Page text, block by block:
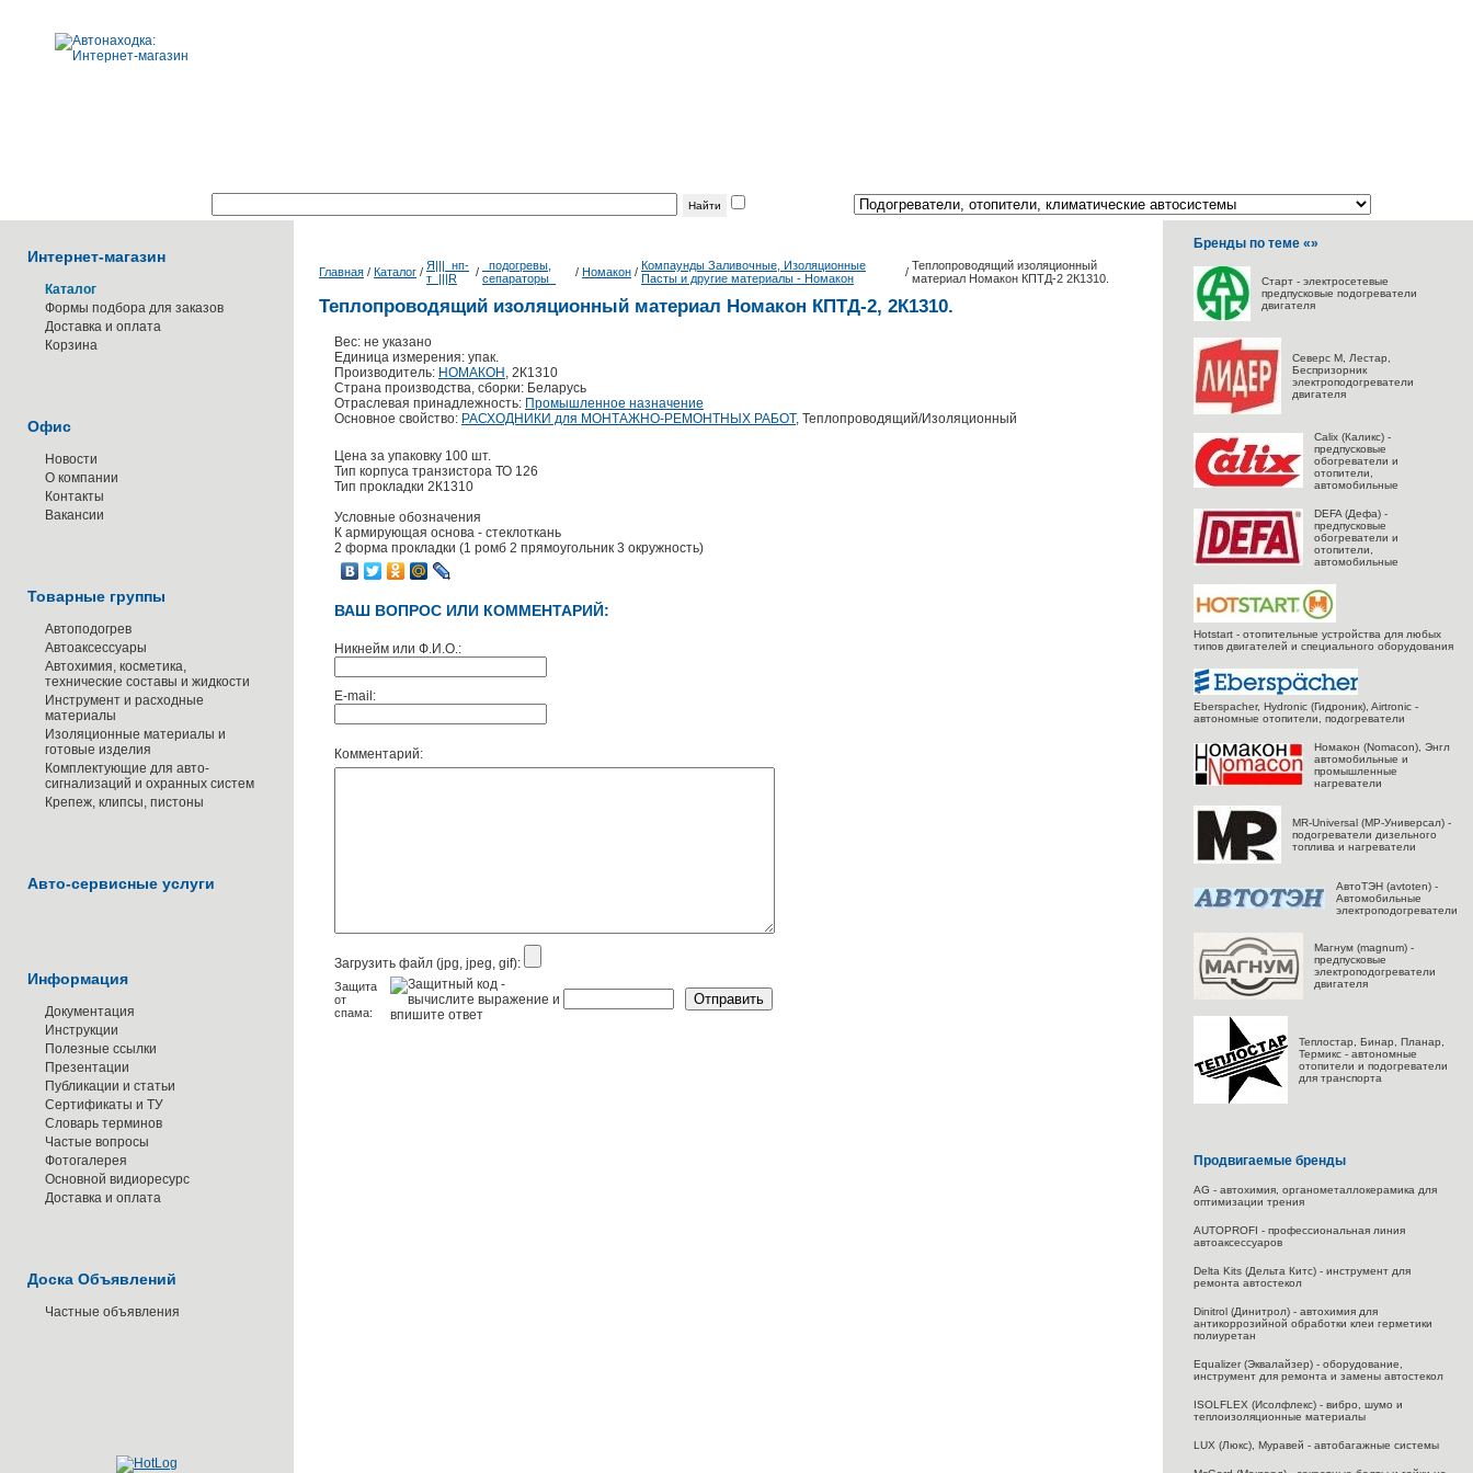
Интернет-магазин
Каталог
Формы подбора для заказов
Доставка и оплата
Корзина
Офис
Новости
О компании
Контакты
Вакансии
Товарные группы
Автоподогрев
Автоаксессуары
Автохимия, косметика,
технические составы и жидкости
Инструмент и расходные
материалы
Изоляционные материалы и
готовые изделия
Комплектующие для авто-
сигнализаций и охранных систем
Крепеж, клипсы, пистоны
Авто-сервисные услуги
Информация
Документация
Инструкции
Полезные ссылки
Презентации
Публикации и статьи
Сертификаты и ТУ
Словарь терминов
Частые вопросы
Фотогалерея
Основной видиоресурс
Доставка и оплата
Доска Объявлений
Частные объявления
Главная / Каталог / Я|||_нп-
т_|||R
/ _подогревы,
сепараторы_
/ Номакон / Компаунды Заливочные, Изоляционные
Пасты и другие материалы - Номакон
/ Теплопроводящий изоляционный
материал Номакон КПТД-2 2К1310.
Теплопроводящий изоляционный материал Номакон КПТД-2, 2К1310.
Вес: не указано
Единица измерения: упак.
Производитель: НОМАКОН , 2К1310
Страна производства, сборки: Беларусь
Отраслевая принадлежность: Промышленное назначение
Основное свойство: РАСХОДНИКИ для МОНТАЖНО-РЕМОНТНЫХ РАБОТ, Теплопроводящий/Изоляционный
Цена за упаковку 100 шт.
Тип корпуса транзистора ТО 126
Тип прокладки 2К1310
Условные обозначения
К армирующая основа - стеклоткань
2 форма прокладки (1 ромб 2 прямоугольник 3 окружность)
ВАШ ВОПРОС ИЛИ КОММЕНТАРИЙ:
Никнейм или Ф.И.О.:
E-mail:
Комментарий:
Загрузить файл (jpg, jpeg, gif):
Защита
от
спама:
Бренды по теме «»
Старт - электросетевые
предпусковые подогреватели
двигателя
Северс M, Лестар,
Беспризорник
электроподогреватели
двигателя
Calix (Каликс) -
предпусковые
обогреватели и
отопители,
автомобильные
DEFA (Дефа) -
предпусковые
обогреватели и
отопители,
автомобильные
Hotstart - отопительные устройства для любых
типов двигателей и специального оборудования
Eberspacher, Hydronic (Гидроник), Airtronic -
автономные отопители, подогреватели
Номакон (Nomacon), Энгл
автомобильные и
промышленные
нагреватели
MR-Universal (МР-Универсал) -
подогреватели дизельного
топлива и нагреватели
АвтоТЭН (avtoten) -
Автомобильные
электроподогреватели
Магнум (magnum) -
предпусковые
электроподогреватели
двигателя
Теплостар, Бинар, Планар,
Термикс - автономные
отопители и подогреватели
для транспорта
Продвигаемые бренды
AG - автохимия, органометаллокерамика для
оптимизации трения
AUTOPROFI - профессиональная линия
автоаксессуаров
Delta Kits (Дельта Китс) - инструмент для
ремонта автостекол
Dinitrol (Динитрол) - автохимия для
антикоррозийной обработки клеи герметики
полиуретан
Equalizer (Эквалайзер) - оборудование,
инструмент для ремонта и замены автостекол
ISOLFLEX (Исолфлекс) - вибро, шумо и
теплоизоляционные материалы
LUX (Люкс), Муравей - автобагажные системы